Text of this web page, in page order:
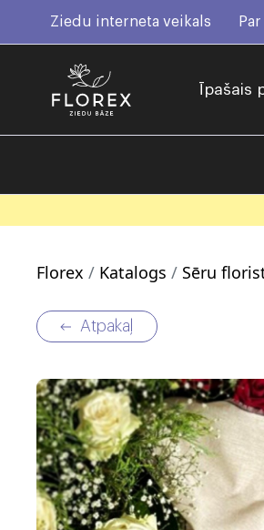
Ziedu interneta veikals
Īpašais
Florex Katalogs Sēru
Atpakaļ